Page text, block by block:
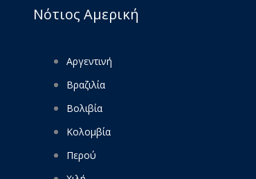
Νότιος Αμερική
Αργεντινή
Βραζιλία
Βολιβία
Κολομβία
Περού